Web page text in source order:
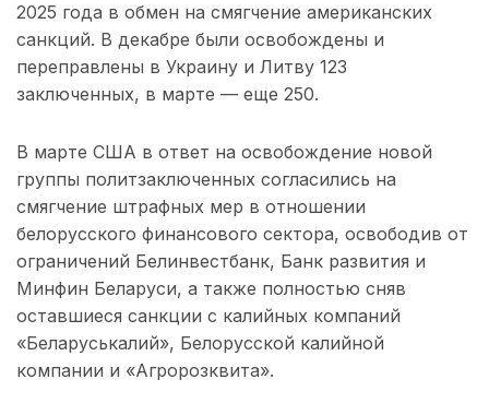
2025 года в обмен на смягчение американских
санкций. В декабре были освобождены и
переправлены в Украину и Литву 123
заключенных, в марте — еще 250.
В марте США в ответ на освобождение новой
группы политзаключенных согласились на
смягчение штрафных мер в отношении
белорусского финансового сектора, освободив от
ограничений Белинвестбанк, Банк развития и
Минфин Беларуси, а также полностью сняв
оставшиеся санкции с калийных компаний
«Беларуськалий», Белорусской калийной
компании и «Агророзквита».